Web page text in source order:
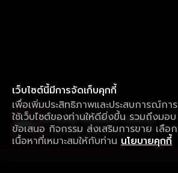
เว็บไซต์นี้มีการจัดเก็บคุกกี้
เพื่อเพิ่มประสิทธิภาพและประสบการณ์การ
ใช้เว็บไซต์ของท่านให้ดียิ่งขึ้น รวมถึงมอบ
ข้อเสนอ กิจกรรม ส่งเสริมการขาย เลือก
เนื้อหาที่เหมาะสมให้กับท่าน นโยบายคุกกี้
ใช้งานแอป ลื่นไหลกว่า ไม่มีสะดุด
ดาวน์โหลดแอปเพื่อการรับชมที่ดีกว่า